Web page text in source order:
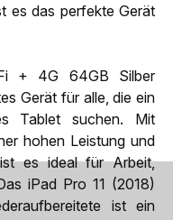
es das perfekte Gerät
+ 4G 64GB Silber
Gerät für alle, die ein
Tablet suchen. Mit
hohen Leistung und
es ideal für Arbeit,
iPad Pro 11 (2018)
ist ein